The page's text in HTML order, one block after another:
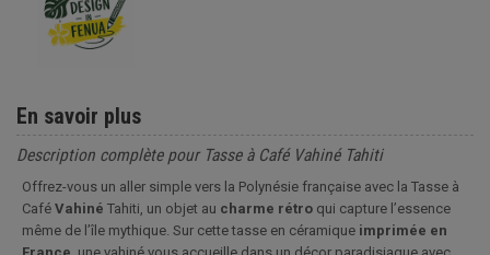
En savoir plus
Description complète pour Tasse à Café Vahiné Tahiti
Offrez-vous un aller simple vers la Polynésie française avec la Tasse à
Café Vahiné Tahiti, un objet au charme rétro qui capture l’essence
même de l’île mythique. Sur cette tasse en céramique imprimée en